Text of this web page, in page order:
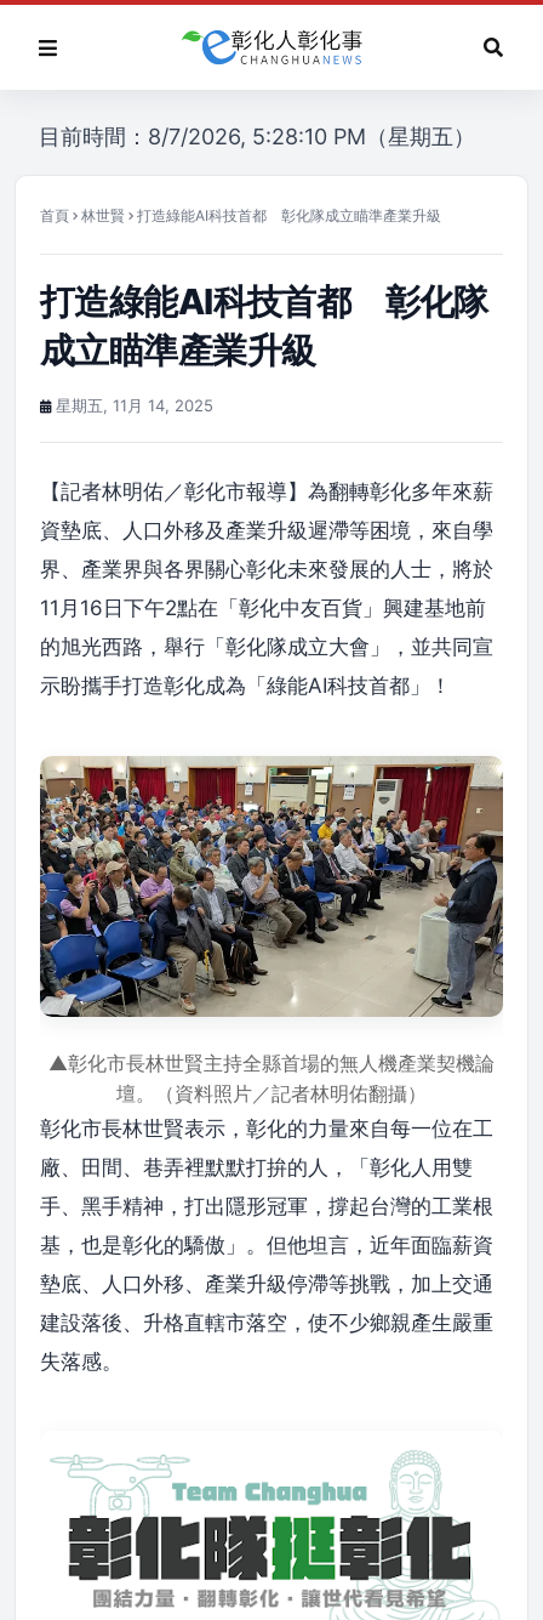
目前時間：8/7/2026, 5:28:10 PM（星期五）
首頁 林世賢 打造綠能AI科技首都 彰化隊成立瞄準產業升級
打造綠能AI科技首都 彰化隊
成立瞄準產業升級
星期五, 11月 14, 2025
【記者林明佑／彰化市報導】為翻轉彰化多年來薪
資墊底、人口外移及產業升級遲滯等困境，來自學
界、產業界與各界關心彰化未來發展的人士，將於
11月16日下午2點在「彰化中友百貨」興建基地前
的旭光西路，舉行「彰化隊成立大會」，並共同宣
示盼攜手打造彰化成為「綠能AI科技首都」！
▲彰化市長林世賢主持全縣首場的無人機產業契機論
壇。（資料照片／記者林明佑翻攝）
彰化市長林世賢表示，彰化的力量來自每一位在工
廠、田間、巷弄裡默默打拚的人，「彰化人用雙
手、黑手精神，打出隱形冠軍，撐起台灣的工業根
基，也是彰化的驕傲」。但他坦言，近年面臨薪資
墊底、人口外移、產業升級停滯等挑戰，加上交通
建設落後、升格直轄市落空，使不少鄉親產生嚴重
失落感。